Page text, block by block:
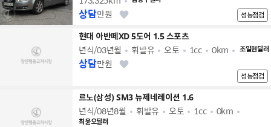
성능점검
상담만원
현대 아반떼XD 5도어 1.5 스포츠
년식/03년월 휘발유 오토 1cc 0km 조일현딜러
성능점검
상담만원
르노(삼성) SM3 뉴제네레이션 1.6
년식/08년8월 휘발유 오토 1cc 0km
최윤오딜러